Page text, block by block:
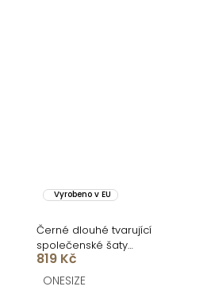
Vyrobeno v EU
Černé dlouhé tvarující
společenské šaty
DRAVELY s rozparkem
819 Kč
ONESIZE